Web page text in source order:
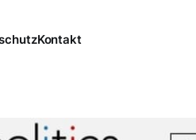
Kontakt